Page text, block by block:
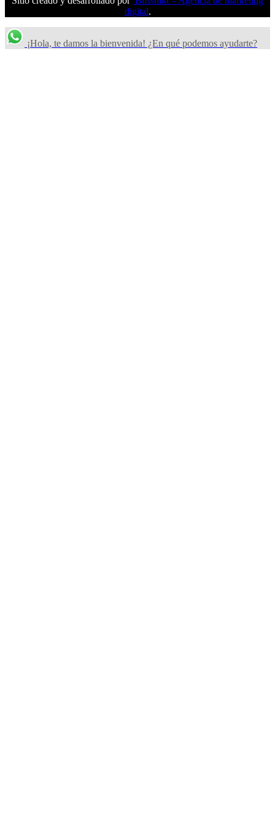
digital.
¡Hola, te damos la bienvenida! ¿En qué podemos ayudarte?